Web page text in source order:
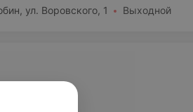
ул. Воровского, 1 Выходной